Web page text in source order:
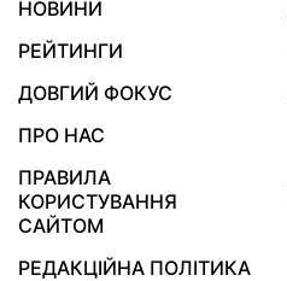
НОВИНИ
РЕЙТИНГИ
ДОВГИЙ ФОКУС
ПРО НАС
ПРАВИЛА
КОРИСТУВАННЯ
САЙТОМ
РЕДАКЦІЙНА ПОЛІТИКА